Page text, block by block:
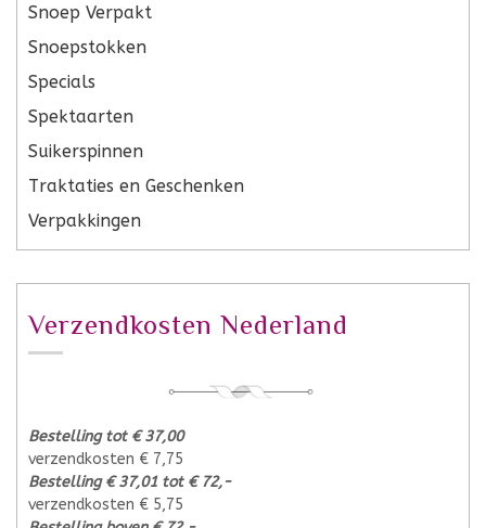
Snoep Verpakt
Snoepstokken
Specials
Spektaarten
Suikerspinnen
Traktaties en Geschenken
Verpakkingen
Verzendkosten Nederland
Bestelling tot € 37,00
verzendkosten € 7,75
Bestelling € 37,01 tot € 72,-
verzendkosten € 5,75